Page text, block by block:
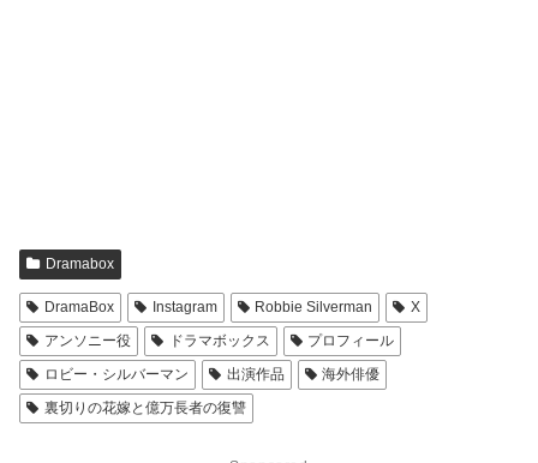
Dramabox
DramaBox Instagram Robbie Silverman
X
アンソニー役
ドラマボックス
プロフィール
ロビー・シルバーマン
出演作品
海外俳優
裏切りの花嫁と億万長者の復讐